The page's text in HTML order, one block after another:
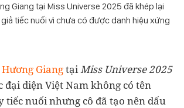
Giang tại Miss Universe 2025 đã khép lại
tiếc nuối vì chưa có được danh hiệu xứng
Hương GiangtạiMiss Universe 2025
đại diện Việt Nam không có tên
tiếc nuối nhưng cô đã tạo nên dấu